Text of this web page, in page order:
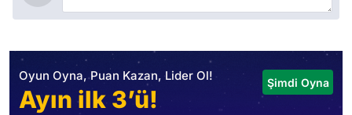
Oyun Oyna, Puan Kazan, Lider Ol!
Ayın ilk 3’ü!
Şimdi Oyna